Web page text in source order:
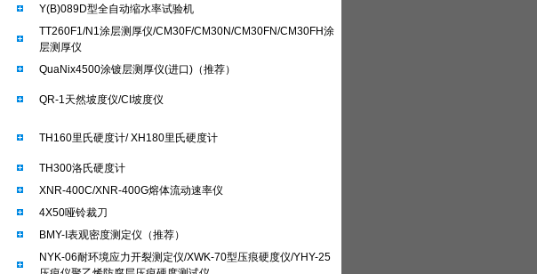
Y(B)089D型全自动缩水率试验机
TT260F1/N1涂层测厚仪/CM30F/CM30N/CM30FN/CM30FH涂
层测厚仪
QuaNix4500涂镀层测厚仪(进口)（推荐）
QR-1天然坡度仪/CI坡度仪
TH160里氏硬度计/ XH180里氏硬度计
TH300洛氏硬度计
XNR-400C/XNR-400G熔体流动速率仪
4X50哑铃裁刀
BMY-I表观密度测定仪（推荐）
NYK-06耐环境应力开裂测定仪/XWK-70型压痕硬度仪/YHY-25